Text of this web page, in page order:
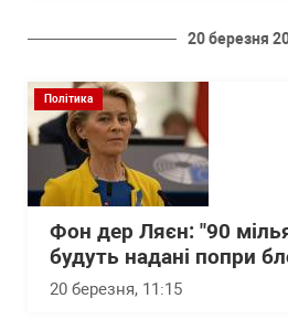
20 березня
Політика
Фон дер Ляєн: "90
будуть надані попри
20 березня, 11:15